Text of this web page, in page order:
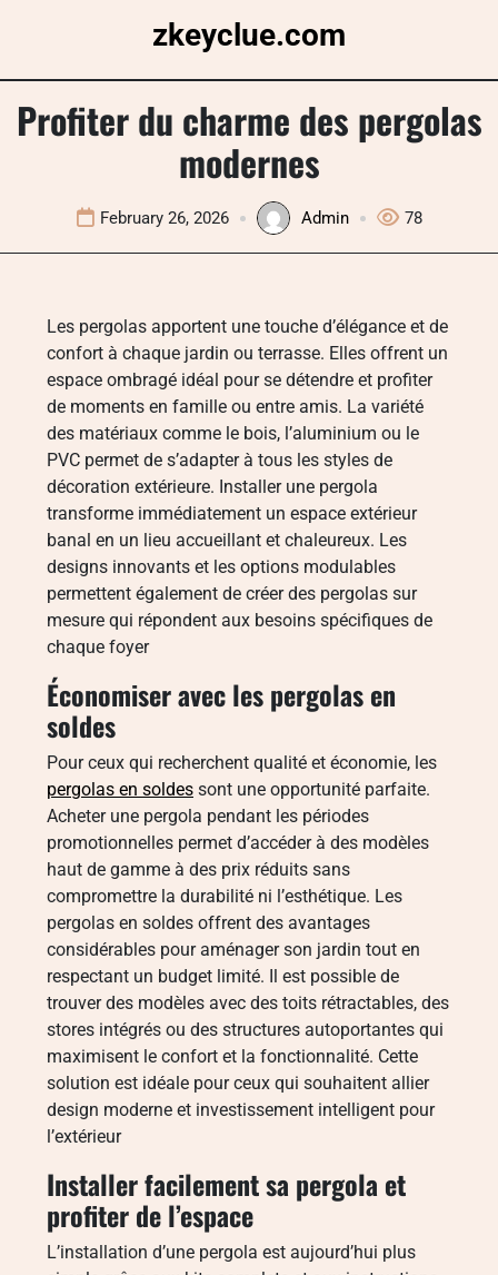
zkeyclue.com
Profiter du charme des pergolas
modernes
February 26, 2026 Admin 78
Les pergolas apportent une touche d’élégance et de
confort à chaque jardin ou terrasse. Elles offrent un
espace ombragé idéal pour se détendre et profiter
de moments en famille ou entre amis. La variété
des matériaux comme le bois, l’aluminium ou le
PVC permet de s’adapter à tous les styles de
décoration extérieure. Installer une pergola
transforme immédiatement un espace extérieur
banal en un lieu accueillant et chaleureux. Les
designs innovants et les options modulables
permettent également de créer des pergolas sur
mesure qui répondent aux besoins spécifiques de
chaque foyer
Économiser avec les pergolas en
soldes
Pour ceux qui recherchent qualité et économie, les
pergolas en soldes sont une opportunité parfaite.
Acheter une pergola pendant les périodes
promotionnelles permet d’accéder à des modèles
haut de gamme à des prix réduits sans
compromettre la durabilité ni l’esthétique. Les
pergolas en soldes offrent des avantages
considérables pour aménager son jardin tout en
respectant un budget limité. Il est possible de
trouver des modèles avec des toits rétractables, des
stores intégrés ou des structures autoportantes qui
maximisent le confort et la fonctionnalité. Cette
solution est idéale pour ceux qui souhaitent allier
design moderne et investissement intelligent pour
l’extérieur
Installer facilement sa pergola et
profiter de l’espace
L’installation d’une pergola est aujourd’hui plus